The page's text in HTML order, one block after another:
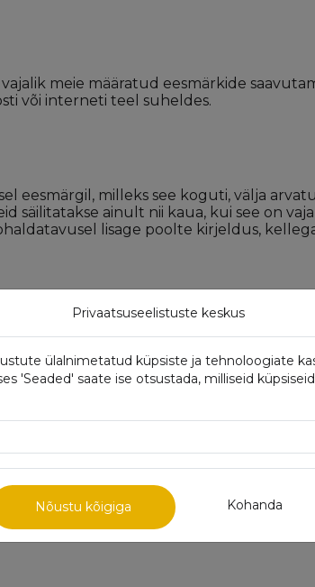
meie määratud eesmärkide
või interneti teel suheldes.
eesmärgil, milleks see koguti, välja
säilitatakse ainult nii kaua, kui see on
lisage poolte kirjeldus,
kui see on vajalik nende
vastavate ohutusmeetmetega.
juurdepääsu või avaldamise eest.
poliitika ja tavade kohta.
Privaatsuseelistuste keskus
ülalnimetatud küpsiste ja tehnoloogiate
'Seaded' saate ise otsustada, milliseid
Nõustu kõigiga Kohanda